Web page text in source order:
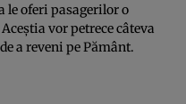
le oferi pasagerilor o
vor petrece câteva
a reveni pe Pământ.